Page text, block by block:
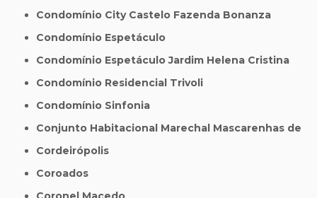
Condomínio City Castelo Fazenda Bonanza
Condomínio Espetáculo
Condomínio Espetáculo Jardim Helena Cristina
Condomínio Residencial Trivoli
Condomínio Sinfonia
Conjunto Habitacional Marechal Mascarenhas de
Cordeirópolis
Coroados